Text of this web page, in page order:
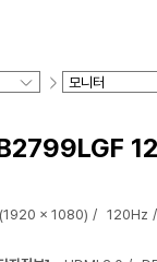
x 1080) 120Hz